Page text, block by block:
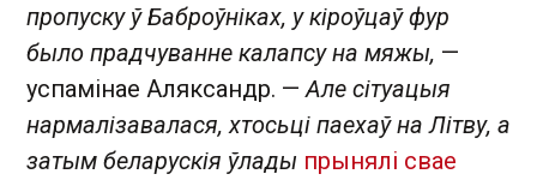
пропуску ў Баброўніках, у кіроўцаў фур
было прадчуванне калапсу на мяжы, —
успамінае Аляксандр. —Але сітуацыя
нармалізавалася, хтосьці паехаў на Літву, а
затым беларускія ўлады прынялі свае